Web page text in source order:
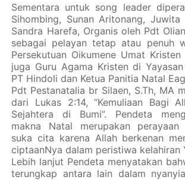
Sementara untuk song leader
Sihombing, Sunan Aritonang,
Sandra Harefa, Organis oleh Pdt
sebagai pelayan tetap atau penuh
Persekutuan Oikumene Umat
juga Guru Agama Kristen di
PT Hindoli dan Ketua Panitia Natal
Pdt Pestanatalia br Silaen, S.Th, MA
dari Lukas 2:14, “Kemuliaan Bagi
Sejahtera di Bumi”. Pendeta
makna Natal merupakan perayaan
suka cita karena Allah berkenan
ciptaanNya dalam peristiwa kelahiran
Lebih lanjut Pendeta menyatakan
terungkap antara lain dalam